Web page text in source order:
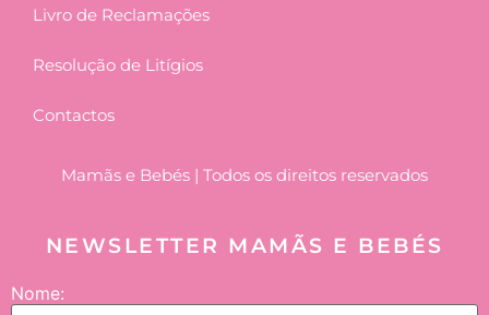
Livro de Reclamações
Resolução de Litígios
Contactos
Mamãs e Bebés | Todos os direitos reservados
NEWSLETTER MAMÃS E BEBÉS
Nome: